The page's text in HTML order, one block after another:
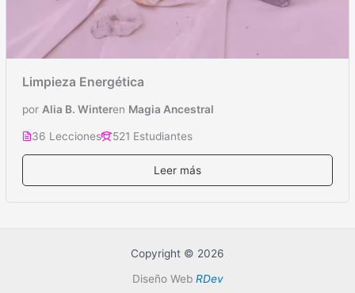
Limpieza Energética
por Alia B. Winteren Magia Ancestral
36 Lecciones 521 Estudiantes
Leer más
Copyright © 2026
Diseño Web RDev